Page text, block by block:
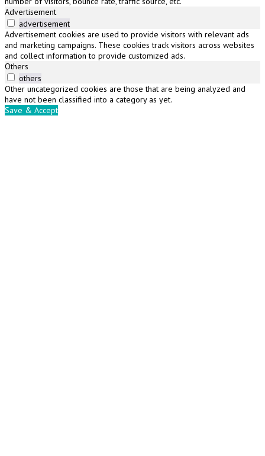
Advertisement
advertisement
Advertisement cookies are used to provide visitors with relevant ads
and marketing campaigns. These cookies track visitors across websites
and collect information to provide customized ads.
Others
others
Other uncategorized cookies are those that are being analyzed and
have not been classified into a category as yet.
Save & Accept